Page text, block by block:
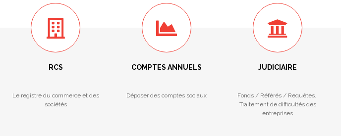
RCS
Le registre du commerce et des
sociétés
COMPTES ANNUELS
Déposer des comptes sociaux
JUDICIAIRE
Fonds / Référés / Requêtes.
Traitement de difficultés des
entreprises